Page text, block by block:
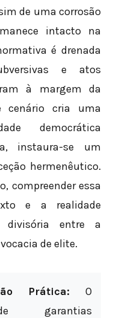
de uma corrosão
intacto na
é drenada
e atos
à margem da
cenário cria uma
democrática
instaura-se um
hermenêutico.
compreender essa
e a realidade
entre a
de elite.
Prática: O
garantias